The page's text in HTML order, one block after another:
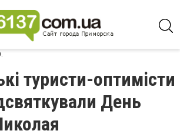
туристи-оптимісти
День